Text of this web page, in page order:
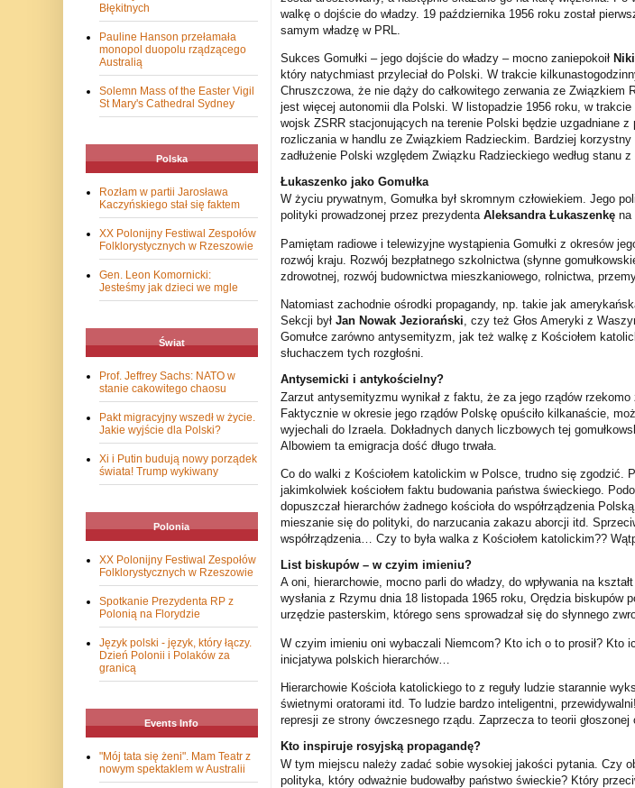
walkę o dojście do władzy. 19 października 1956 roku został
samym władzę w PRL.
Sukces Gomułki – jego dojście do władzy – mocno zaniepokoił
który natychmiast przyleciał do Polski. W trakcie
Chruszczowa, że nie dąży do całkowitego zerwania ze Związkiem
jest więcej autonomii dla Polski. W listopadzie 1956 roku, w
wojsk ZSRR stacjonujących na terenie Polski będzie uzgadniane z
rozliczania w handlu ze Związkiem Radzieckim. Bardziej korzystny
zadłużenie Polski względem Związku Radzieckiego według stanu
Łukaszenko jako Gomułka
W życiu prywatnym, Gomułka był skromnym człowiekiem. Jego
polityki prowadzonej przez prezydenta Aleksandra Łukaszenkęna
Pamiętam radiowe i telewizyjne wystąpienia Gomułki z okresów
rozwój kraju. Rozwój bezpłatnego szkolnictwa (słynne
zdrowotnej, rozwój budownictwa mieszkaniowego, rolnictwa,
Natomiast zachodnie ośrodki propagandy, np. takie jak
Sekcji był Jan Nowak Jeziorański , czy też Głos Ameryki z
Gomułce zarówno antysemityzm, jak też walkę z Kościołem
słuchaczem tych rozgłośni.
Antysemicki i antykościelny?
Zarzut antysemityzmu wynikał z faktu, że za jego rządów
Faktycznie w okresie jego rządów Polskę opuściło kilkanaście,
wyjechali do Izraela. Dokładnych danych liczbowych tej
Albowiem ta emigracja dość długo trwała.
Co do walki z Kościołem katolickim w Polsce, trudno się zgodzić.
jakimkolwiek kościołem faktu budowania państwa świeckiego.
dopuszczał hierarchów żadnego kościoła do współrządzenia
mieszanie się do polityki, do narzucania zakazu aborcji itd.
współrządzenia… Czy to była walka z Kościołem katolickim??
List biskupów – w czyim imieniu?
A oni, hierarchowie, mocno parli do władzy, do wpływania na
wysłania z Rzymu dnia 18 listopada 1965 roku, Orędzia biskupów
urzędzie pasterskim, którego sens sprowadzał się do słynnego
W czyim imieniu oni wybaczali Niemcom? Kto ich o to prosił? Kto
inicjatywa polskich hierarchów…
Hierarchowie Kościoła katolickiego to z reguły ludzie starannie
świetnymi oratorami itd. To ludzie bardzo inteligentni,
represji ze strony ówczesnego rządu. Zaprzecza to teorii głoszonej
Kto inspiruje rosyjską propagandę?
W tym miejscu należy zadać sobie wysokiej jakości pytania. Czy
polityka, który odważnie budowałby państwo świeckie? Który
Błękitnych
Pauline Hanson przełamała
monopol duopolu rządzącego
Australią
Solemn Mass of the Easter Vigil
St Mary's Cathedral Sydney
Polska
Rozłam w partii Jarosława
Kaczyńskiego stał się faktem
XX Polonijny Festiwal Zespołów
Folklorystycznych w Rzeszowie
Gen. Leon Komornicki:
Jesteśmy jak dzieci we mgle
Świat
Prof. Jeffrey Sachs: NATO w
stanie cakowitego chaosu
Pakt migracyjny wszedł w życie.
Jakie wyjście dla Polski?
Xi i Putin budują nowy porządek
świata! Trump wykiwany
Polonia
XX Polonijny Festiwal Zespołów
Folklorystycznych w Rzeszowie
Spotkanie Prezydenta RP z
Polonią na Florydzie
Język polski - język, który łączy.
Dzień Polonii i Polaków za
granicą
Events Info
"Mój tata się żeni". Mam Teatr z
nowym spektaklem w Australii